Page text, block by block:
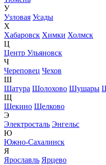
У
Узловая Усады
Х
Хабаровск Химки Холмск
Ц
Центр Ульяновск
Ч
Череповец Чехов
Ш
Шатура Шолохово Шушары
Щ
Щекино Щелково
Э
Электросталь Энгельс
Ю
Южно-Сахалинск
Я
Ярославль Ярцево